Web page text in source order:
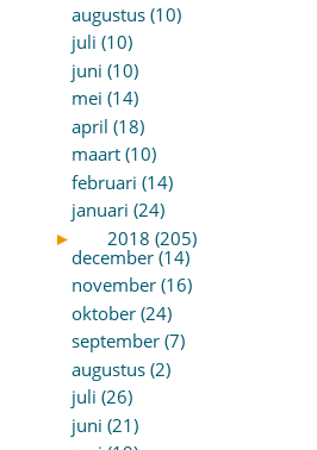
augustus (10)
juli (10)
juni (10)
mei (14)
april (18)
maart (10)
februari (14)
januari (24)
►
2018 (205)
december (14)
november (16)
oktober (24)
september (7)
augustus (2)
juli (26)
juni (21)